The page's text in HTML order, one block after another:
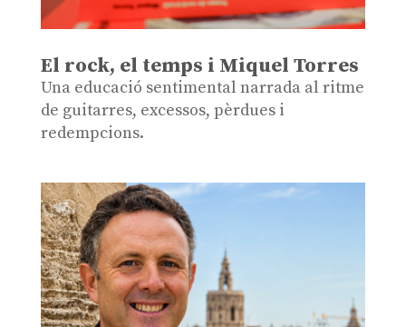
El rock, el temps i Miquel Torres
Una educació sentimental narrada al ritme
de guitarres, excessos, pèrdues i
redempcions.